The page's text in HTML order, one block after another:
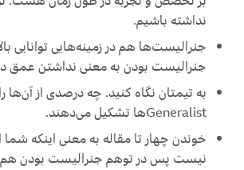
نداشته باشیم.
جنرالیست‌ها هم در زمینه‌هایی توانایی
جنرالیست بودن به معنی نداشتن
Generalist‌ها تشکیل می‌دهند.
خوندن چهار تا مقاله به معنی اینکه شما
نیست پس در توهم جنرالیست بودن هم